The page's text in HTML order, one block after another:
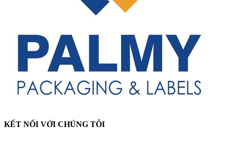
KẾT NỐI VỚI CHÚNG TÔI